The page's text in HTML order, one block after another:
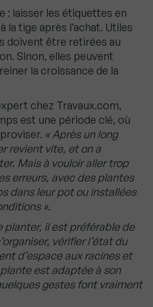
: laisser les étiquettes en
la tige après l’achat. Utiles
doivent être retirées au
Sinon, elles peuvent
la croissance de la
chez Travaux.com,
est une période clé, où
« Après un long
revient vite, et on a
Mais à vouloir aller trop
erreurs, avec des plantes
dans leur pot ou installées
».
planter, il est préférable de
vérifier l’état du
d’espace aux racines et
est adaptée à son
gestes font vraiment